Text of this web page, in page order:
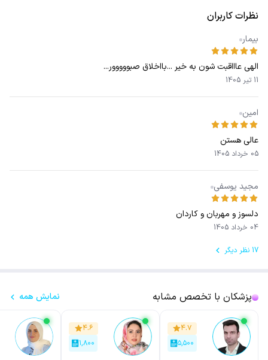
نظرات کاربران
بیمار
الهی عاااقبت شون به خیر ...بااخلاق صبووووور...
11 تیر 1405
امین
عالی هستن
05 خرداد 1405
مجید یوسفی
دلسوز و مهربان و کاردان
04 خرداد 1405
17 نظر دیگر
پزشکان با تخصص مشابه نمایش همه
۴.۷
۵,۵۰۰
۴.۶
۱,۸۰۰